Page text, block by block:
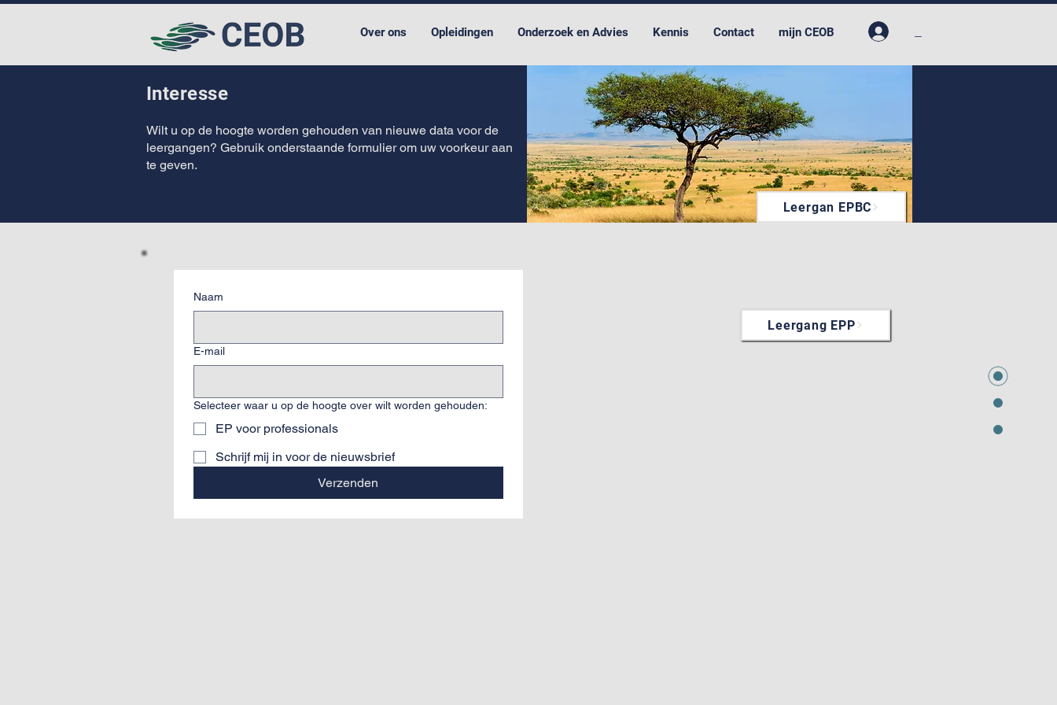
Over ons Opleidingen Onderzoek en Advies Kennis Contact mijn CEOB
Interesse
Wilt u op de hoogte worden gehouden van nieuwe data voor de
leergangen? Gebruik onderstaande formulier om uw voorkeur aan
te geven.
Leergan EPBC
Naam
E-mail
Selecteer waar u op de hoogte over wilt worden gehouden:
EP voor professionals
Schrijf mij in voor de nieuwsbrief
Verzenden
Leergang EPP